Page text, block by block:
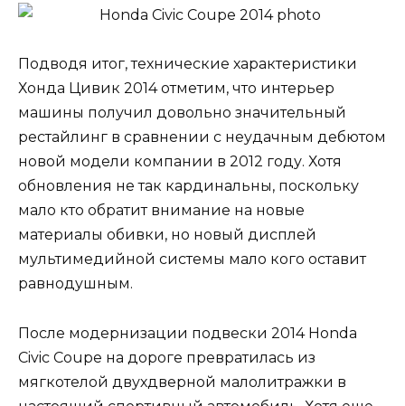
Подводя итог, технические характеристики
Хонда Цивик 2014 отметим, что интерьер
машины получил довольно значительный
рестайлинг в сравнении с неудачным дебютом
новой модели компании в 2012 году. Хотя
обновления не так кардинальны, поскольку
мало кто обратит внимание на новые
материалы обивки, но новый дисплей
мультимедийной системы мало кого оставит
равнодушным.
После модернизации подвески 2014 Honda
Civic Coupe на дороге превратилась из
мягкотелой двухдверной малолитражки в